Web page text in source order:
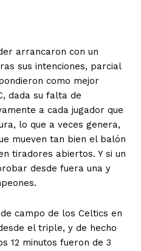
arrancaron con un
sus intenciones, parcial
como mejor
dada su falta de
a cada jugador que
lo que a veces genera,
mueven tan bien el balón
tiradores abiertos. Y si un
desde fuera una y
campo de los Celtics en
el triple, y de hecho
12 minutos fueron de 3